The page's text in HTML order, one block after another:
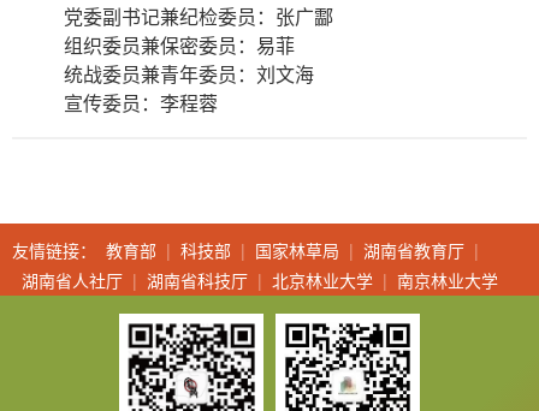
党委副书记兼纪检委员：张广酃
组织委员兼保密委员：易菲
统战委员兼青年委员 ： 刘文海
宣传委员 ： 李程蓉
友情链接： 教育部 | 科技部 | 国家林草局 | 湖南省教育厅 |
湖南省人社厅 | 湖南省科技厅 | 北京林业大学 | 南京林业大学